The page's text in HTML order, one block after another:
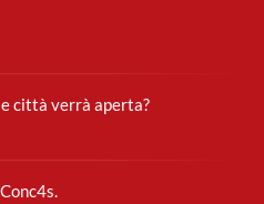
città verrà aperta?